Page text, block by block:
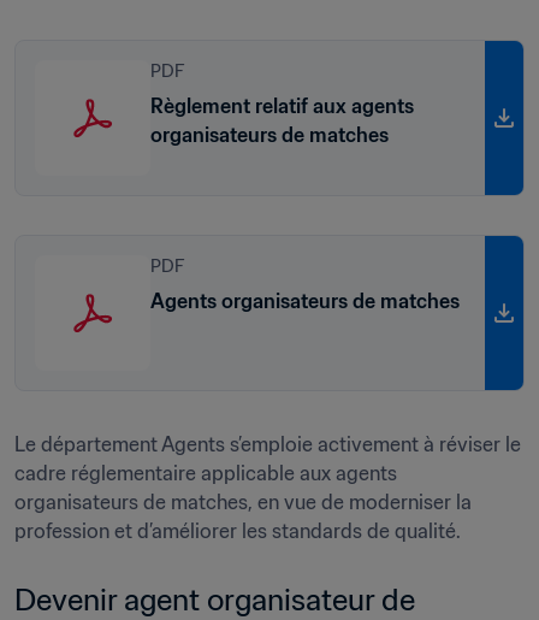
PDF
Règlement relatif aux agents
organisateurs de matches
PDF
Agents organisateurs de matches
Le département Agents s’emploie activement à réviser le
cadre réglementaire applicable aux agents
organisateurs de matches, en vue de moderniser la
profession et d’améliorer les standards de qualité.
Devenir agent organisateur de